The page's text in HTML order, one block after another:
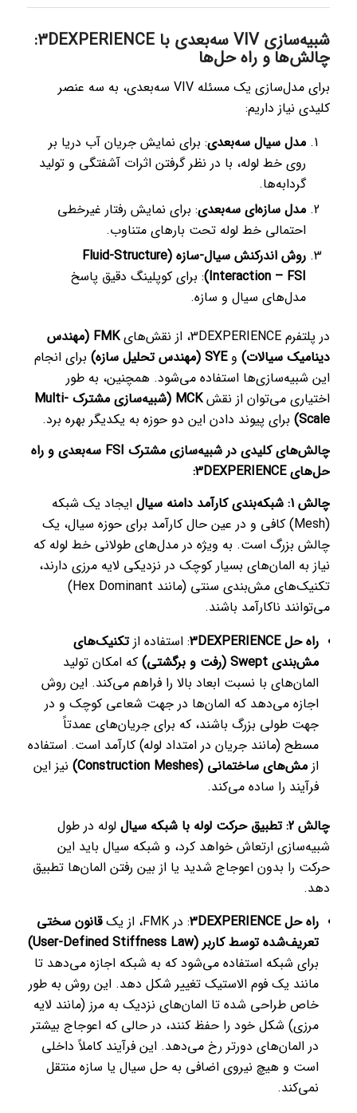
شبیه‌سازی VIV سه‌بعدی با 3DEXPERIENCE:
چالش‌ها و راه حل‌ها
برای مدل‌سازی یک مسئله VIV سه‌بعدی، به سه عنصر
کلیدی نیاز داریم:
مدل سیال سه‌بعدی: برای نمایش جریان آب دریا بر
روی خط لوله، با در نظر گرفتن اثرات آشفتگی و تولید
گردابه‌ها.
مدل سازه‌ای سه‌بعدی: برای نمایش رفتار غیرخطی
احتمالی خط لوله تحت بارهای متناوب.
روش اندرکنش سیال-سازه (Fluid-Structure
Interaction – FSI) : برای کوپلینگ دقیق پاسخ
مدل‌های سیال و سازه.
در پلتفرم 3DEXPERIENCE، از نقش‌های
FMK (مهندس
دینامیک سیالات)وSYE (مهندس تحلیل سازه)
برای انجام
این شبیه‌سازی‌ها استفاده می‌شود. همچنین، به طور
اختیاری می‌توان از نقش
MCK (شبیه‌سازی مشترک Multi-
Scale) برای پیوند دادن این دو حوزه به یکدیگر بهره برد.
چالش‌های کلیدی در شبیه‌سازی مشترک FSI سه‌بعدی و راه
حل‌های 3DEXPERIENCE:
چالش 1: شبکه‌بندی کارآمد دامنه سیال
ایجاد یک شبکه
(Mesh) کافی و در عین حال کارآمد برای حوزه سیال، یک
چالش بزرگ است. به ویژه در مدل‌های طولانی خط لوله که
نیاز به المان‌های بسیار کوچک در نزدیکی لایه مرزی دارند،
تکنیک‌های مش‌بندی سنتی (مانند Hex Dominant)
می‌توانند ناکارآمد باشند.
راه حل 3DEXPERIENCE
: استفاده ازتکنیک‌های
مش‌بندی Swept (رفت و برگشتی)
که امکان تولید
المان‌های با نسبت ابعاد بالا را فراهم می‌کند. این روش
اجازه می‌دهد که المان‌ها در جهت شعاعی کوچک و در
جهت طولی بزرگ باشند، که برای جریان‌های عمدتاً
مسطح (مانند جریان در امتداد لوله) کارآمد است. استفاده
از مش‌های ساختمانی (Construction Meshes)
نیز این
فرآیند را ساده می‌کند.
چالش 2: تطبیق حرکت لوله با شبکه سیال
لوله در طول
شبیه‌سازی ارتعاش خواهد کرد، و شبکه سیال باید این
حرکت را بدون اعوجاج شدید یا از بین رفتن المان‌ها تطبیق
دهد.
راه حل 3DEXPERIENCE
: در FMK، از یک
قانون سختی
تعریف‌شده توسط کاربر (User-Defined Stiffness Law)
برای شبکه استفاده می‌شود که به شبکه اجازه می‌دهد تا
مانند یک فوم الاستیک تغییر شکل دهد. این روش به طور
خاص طراحی شده تا المان‌های نزدیک به مرز (مانند لایه
مرزی) شکل خود را حفظ کنند، در حالی که اعوجاج بیشتر
در المان‌های دورتر رخ می‌دهد. این فرآیند کاملاً داخلی
است و هیچ نیروی اضافی به حل سیال یا سازه منتقل
نمی‌کند.